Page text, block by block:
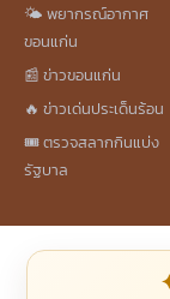
🌤️ พยากรณ์อากาศ
ขอนแก่น
📰 ข่าวขอนแก่น
🔥 ข่าวเด่นประเด็นร้อน
🎟️ ตรวจสลากกินแบ่ง
รัฐบาล